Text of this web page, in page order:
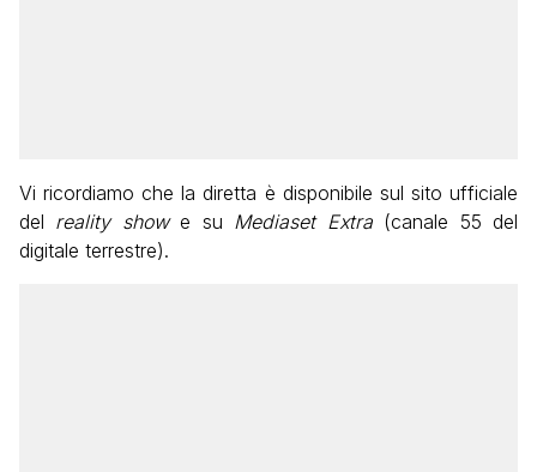
Vi ricordiamo che la diretta è disponibile sul sito ufficiale
del reality showe su Mediaset Extra(canale 55 del
digitale terrestre).